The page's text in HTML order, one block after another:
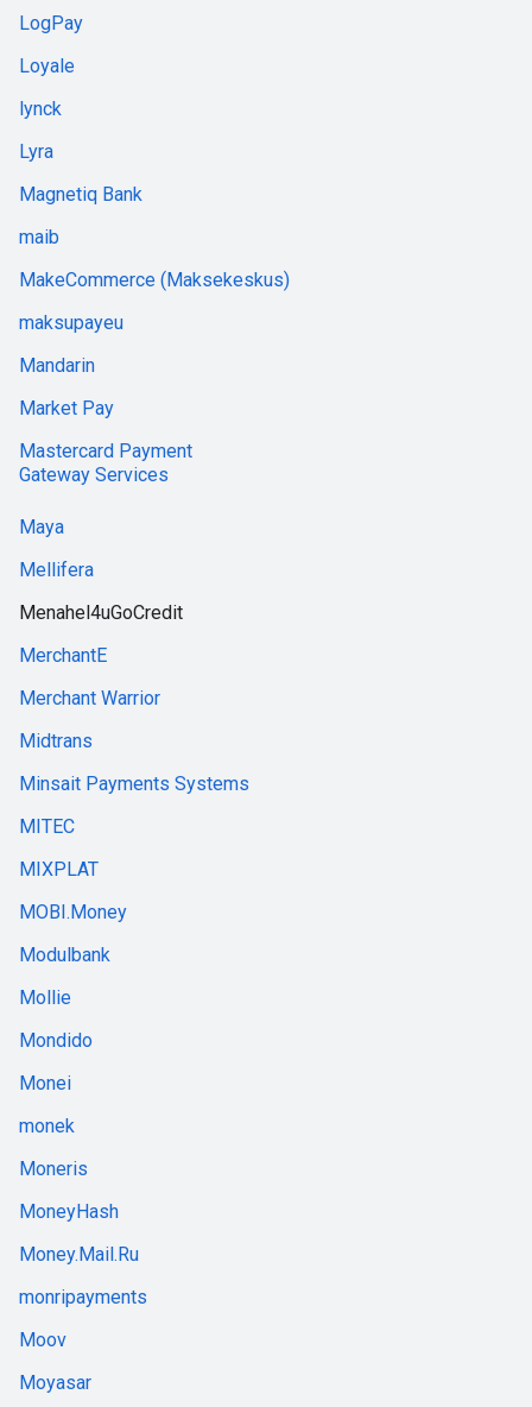
LogPay
Loyale
lynck
Lyra
Magnetiq Bank
maib
MakeCommerce (Maksekeskus)
maksupayeu
Mandarin
Market Pay
Mastercard Payment
Gateway Services
Maya
Mellifera
Menahel4uGoCredit
MerchantE
Merchant Warrior
Midtrans
Minsait Payments Systems
MITEC
MIXPLAT
MOBI.Money
Modulbank
Mollie
Mondido
Monei
monek
Moneris
MoneyHash
Money.Mail.Ru
monripayments
Moov
Moyasar